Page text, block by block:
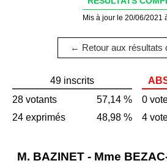
Mis à jour le 20/06/2021
← Retour aux résultats
49 inscrits
28 votants
57,14 %
24 exprimés
48,98 %
0
4
M. BAZINET - Mme